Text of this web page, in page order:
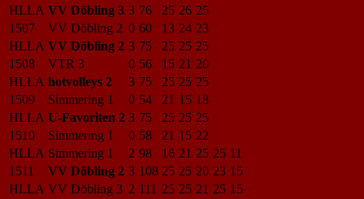
HLLA VV Döbling 3 3 76 25 26 25
1507
VV Döbling 2 0 60 13 24 23
HLLA VV Döbling 2 3 75 25 25 25
1508
VTR 3 0 56 15 21 20
HLLA hotvolleys 2 3 75 25 25 25
1509
Simmering 1 0 54 21 15 18
HLLA U-Favoriten 2 3 75 25 25 25
1510
Simmering 1 0 58 21 15 22
HLLA Simmering 1 2 98 16 21 25 25 11
1511
VV Döbling 2 3 108 25 25 20 23 15
HLLA VV Döbling 3 2 111 25 25 21 25 15